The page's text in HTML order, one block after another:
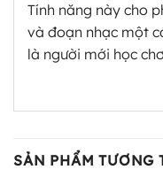
Tính năng này cho
và đoạn nhạc một
là người mới học
SẢN PHẨM TƯƠNG